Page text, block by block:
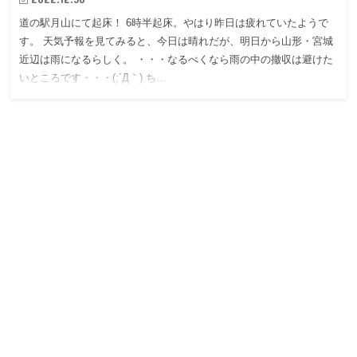
道の駅月山にて起床！ 6時半起床。やはり昨日は疲れていたようで
す。 天気予報を見てみると、今日は晴れだが、明日から山形・宮城
近辺は雨になるらしく。 ・・・なるべくなら雨の中の撤収は避けた
いところです・・・(;´Д｀) ち…